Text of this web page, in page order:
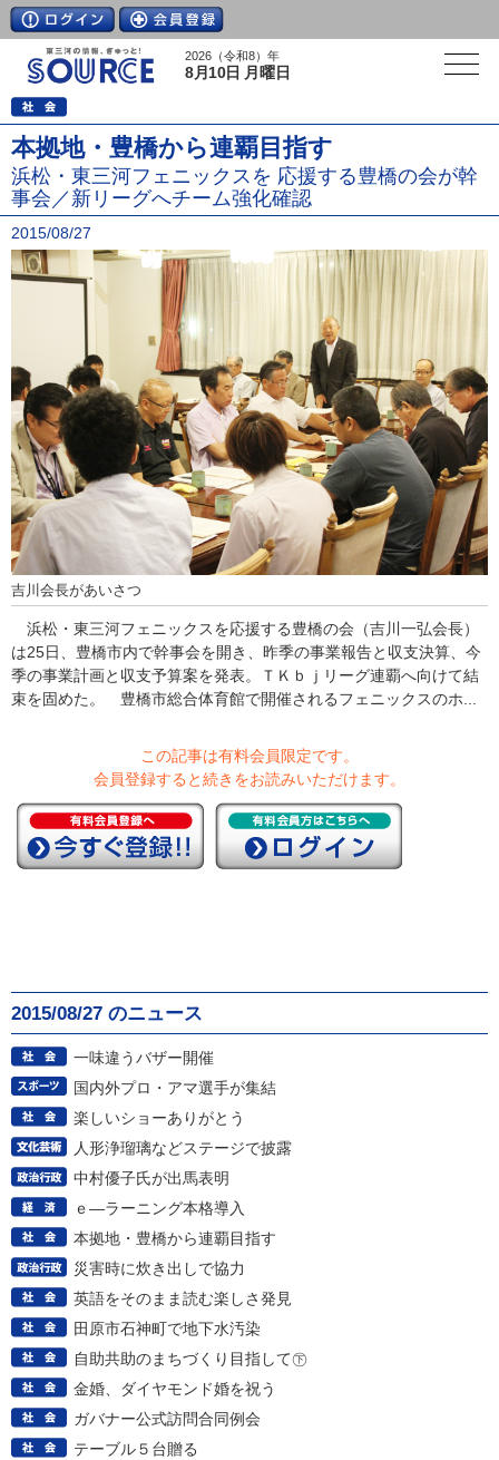
2026（令和8）年
8月10日 月曜日
本拠地・豊橋から連覇目指す
浜松・東三河フェニックスを 応援する豊橋の会が幹
事会／新リーグへチーム強化確認
2015/08/27
吉川会長があいさつ
浜松・東三河フェニックスを応援する豊橋の会（吉川一弘会長）
は25日、豊橋市内で幹事会を開き、昨季の事業報告と収支決算、今
季の事業計画と収支予算案を発表。ＴＫｂｊリーグ連覇へ向けて結
束を固めた。 豊橋市総合体育館で開催されるフェニックスのホ...
この記事は有料会員限定です。
会員登録すると続きをお読みいただけます。
2015/08/27 のニュース
一味違うバザー開催
国内外プロ・アマ選手が集結
楽しいショーありがとう
人形浄瑠璃などステージで披露
中村優子氏が出馬表明
ｅ―ラーニング本格導入
本拠地・豊橋から連覇目指す
災害時に炊き出しで協力
英語をそのまま読む楽しさ発見
田原市石神町で地下水汚染
自助共助のまちづくり目指して㊦
金婚、ダイヤモンド婚を祝う
ガバナー公式訪問合同例会
テーブル５台贈る